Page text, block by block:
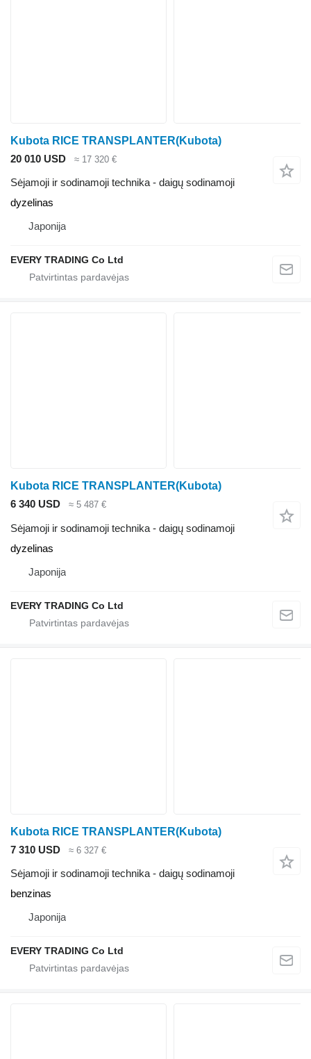
Kubota RICE TRANSPLANTER(Kubota)
20 010 USD
≈ 17 320 €
Sėjamoji ir sodinamoji technika - daigų sodinamoji
dyzelinas
Japonija
EVERY TRADING Co Ltd
Kubota RICE TRANSPLANTER(Kubota)
6 340 USD
≈ 5 487 €
Sėjamoji ir sodinamoji technika - daigų sodinamoji
dyzelinas
Japonija
EVERY TRADING Co Ltd
Kubota RICE TRANSPLANTER(Kubota)
7 310 USD
≈ 6 327 €
Sėjamoji ir sodinamoji technika - daigų sodinamoji
benzinas
Japonija
EVERY TRADING Co Ltd